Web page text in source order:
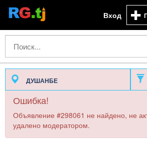
Вход
ДУШАНБЕ
Ошибка!
Объявление #298061 не найдено, не
удалено модератором.